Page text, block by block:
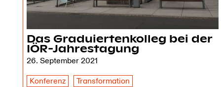
Das Graduiertenkolleg bei der
IÖR-Jahrestagung
26. September 2021
Konferenz Transformation